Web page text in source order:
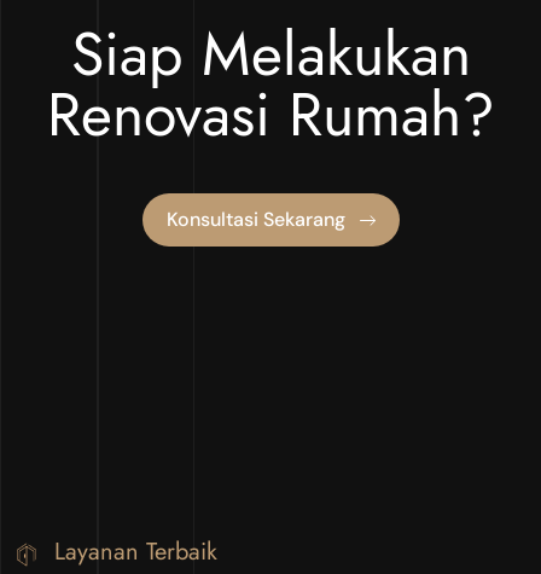
Siap Melakukan
Renovasi Rumah?
Konsultasi Sekarang
Layanan Terbaik